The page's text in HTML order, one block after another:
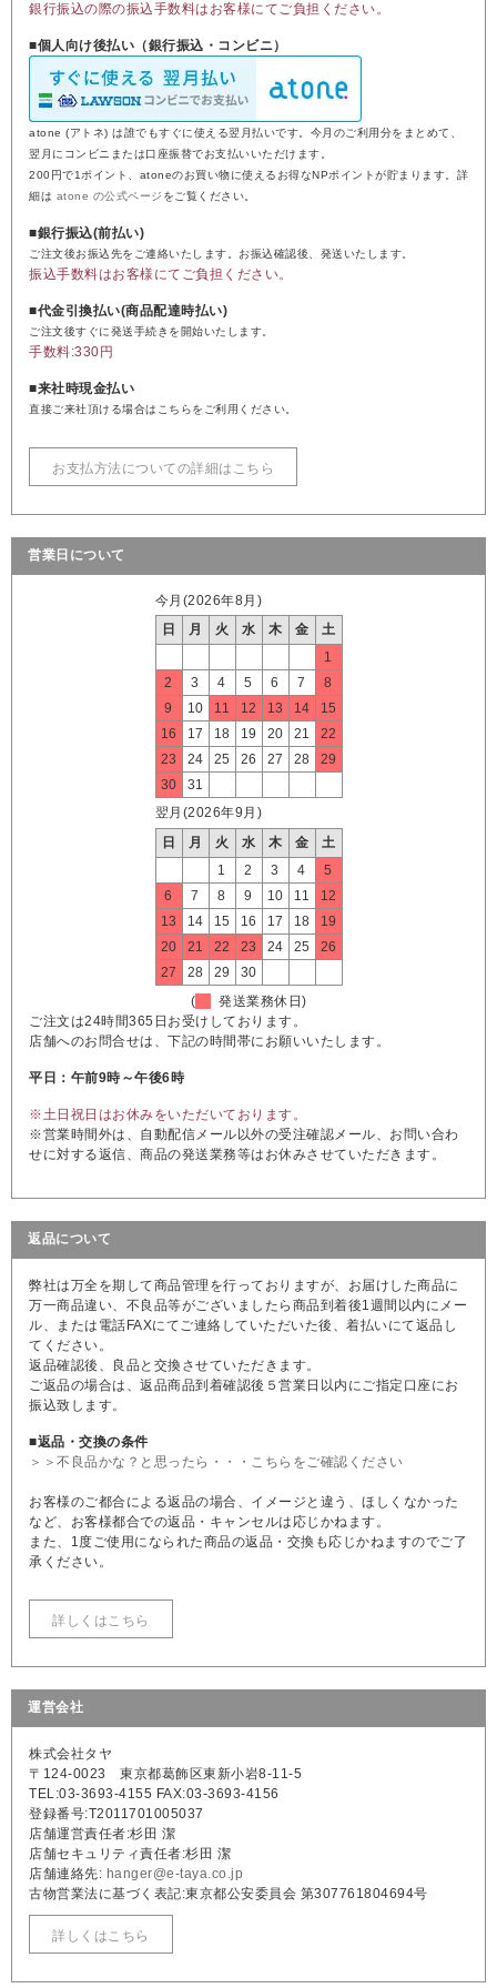
銀行振込の際の振込手数料はお客様にてご負担ください。
■個人向け後払い（銀行振込・コンビニ）
atone (アトネ) は誰でもすぐに使える翌月払いです。今月のご利用分をまとめて、
翌月にコンビニまたは口座振替でお支払いいただけます。
200円で1ポイント、atoneのお買い物に使えるお得なNPポイントが貯まります。詳
細は atone の公式ページ をご覧ください。
■銀行振込(前払い)
ご注文後お振込先をご連絡いたします。お振込確認後、発送いたします。
振込手数料はお客様にてご負担ください。
■代金引換払い(商品配達時払い)
ご注文後すぐに発送手続きを開始いたします。
手数料:330円
■来社時現金払い
直接ご来社頂ける場合はこちらをご利用ください。
お支払方法についての詳細はこちら
営業日について
今月(2026年8月)
日
月 火 水 木 金
土
1
2
3 4 5 6 7
8
9
10 11 12 13 14
15
16
17 18 19 20 21
22
23
24 25 26 27 28
29
30
31
翌月(2026年9月)
日
月 火 水 木 金
土
1
2 3 4
5
6
7 8 9 10 11
12
13
14 15 16 17 18
19
20
21 22 23 24 25
26
27
28 29
30
(
発送業務休日)
ご注文は24時間365日お受けしております。
店舗へのお問合せは、下記の時間帯にお願いいたします。
平日：午前9時～午後6時
※土日祝日はお休みをいただいております。
※営業時間外は、自動配信メール以外の受注確認メール、お問い合わ
せに対する返信、商品の発送業務等はお休みさせていただきます。
返品について
弊社は万全を期して商品管理を行っておりますが、お届けした商品に
万一商品違い、不良品等がございましたら商品到着後1週間以内にメー
ル、または電話FAXにてご連絡していただいた後、着払いにて返品し
てください。
返品確認後、良品と交換させていただきます。
ご返品の場合は、返品商品到着確認後５営業日以内にご指定口座にお
振込致します。
■返品・交換の条件
＞＞不良品かな？と思ったら・・・こちらをご確認ください
お客様のご都合による返品の場合、イメージと違う、ほしくなかった
など、お客様都合での返品・キャンセルは応じかねます。
また、1度ご使用になられた商品の返品・交換も応じかねますのでご了
承ください。
詳しくはこちら
運営会社
株式会社タヤ
〒124-0023 東京都葛飾区東新小岩8-11-5
TEL:03-3693-4155 FAX:03-3693-4156
登録番号:T2011701005037
店舗運営責任者:杉田 潔
店舗セキュリティ責任者:杉田 潔
店舗連絡先: hanger@e-taya.co.jp
古物営業法に基づく表記:東京都公安委員会 第307761804694号
詳しくはこちら